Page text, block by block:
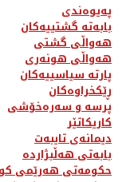
پەیوەندی
بابەتە گشتییەکان
هەواڵی گشتی
هەواڵی هونەری
پارتە سیاسییەکان
ڕێکخراوەکان
پرسە و سەرەخۆشی
کاریکاتێر
دیمانەی تایبەت
بابەتی هەڵبژاردە
حکومەتی هەرێمی